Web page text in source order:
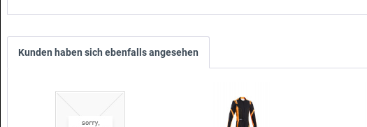
Kunden haben sich ebenfalls angesehen